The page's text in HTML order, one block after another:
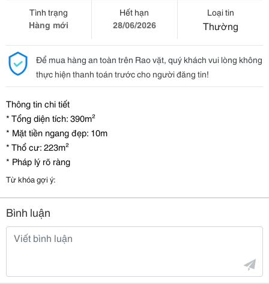
Tình trạng
Hàng mới
Hết hạn
28/06/2026
Loại tin
Thường
Để mua hàng an toàn trên Rao vặt, quý khách vui lòng không
thực hiện thanh toán trước cho người đăng tin!
Thông tin chi tiết
* Tổng diện tích: 390m²
* Mặt tiền ngang đẹp: 10m
* Thổ cư: 223m²
* Pháp lý rõ ràng
Từ khóa gợi ý:
Bình luận